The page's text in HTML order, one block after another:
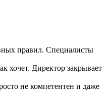
правил. Специалисты
хочет. Директор закрывает
не компетентен и даже